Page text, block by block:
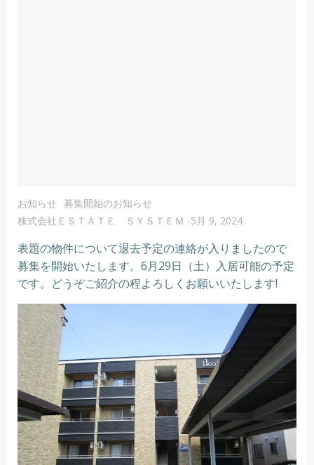
お知らせ 募集開始のお知らせ
株式会社ＥＳＴＡＴＥ ＳＹＳＴＥＭ -5月 9, 2024
表題の物件について退去予定の連絡が入りましたので
募集を開始いたします。6月29日（土）入居可能の予定
です。どうぞご紹介の程よろしくお願いいたします!